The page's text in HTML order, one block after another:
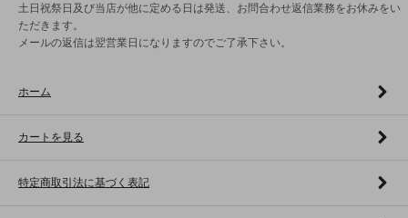
土日祝祭日及び当店が他に定める日は発送、お問合わせ返信業務をお休みをい
ただきます。
メールの返信は翌営業日になりますのでご了承下さい。
ホーム
カートを見る
特定商取引法に基づく表記